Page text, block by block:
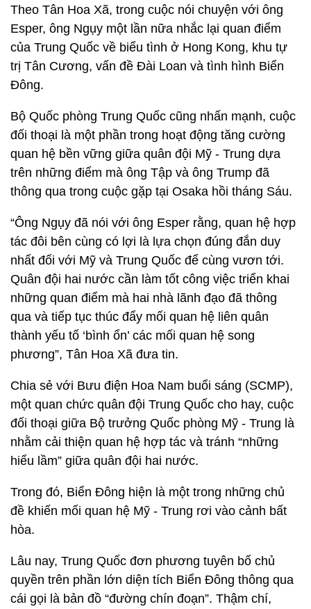
Theo Tân Hoa Xã, trong cuộc nói chuyện với ông
Esper, ông Ngụy một lần nữa nhắc lại quan điểm
của Trung Quốc về biểu tình ở Hong Kong, khu tự
trị Tân Cương, vấn đề Đài Loan và tình hình Biển
Đông.
Bộ Quốc phòng Trung Quốc cũng nhấn mạnh, cuộc
đối thoại là một phần trong hoạt động tăng cường
quan hệ bền vững giữa quân đội Mỹ - Trung dựa
trên những điểm mà ông Tập và ông Trump đã
thông qua trong cuộc gặp tại Osaka hồi tháng Sáu.
“Ông Ngụy đã nói với ông Esper rằng, quan hệ hợp
tác đôi bên cùng có lợi là lựa chọn đúng đắn duy
nhất đối với Mỹ và Trung Quốc để cùng vươn tới.
Quân đội hai nước cần làm tốt công việc triển khai
những quan điểm mà hai nhà lãnh đạo đã thông
qua và tiếp tục thúc đẩy mối quan hệ liên quân
thành yếu tố ‘bình ổn’ các mối quan hệ song
phương”, Tân Hoa Xã đưa tin.
Chia sẻ với Bưu điện Hoa Nam buổi sáng (SCMP),
một quan chức quân đội Trung Quốc cho hay, cuộc
đối thoại giữa Bộ trưởng Quốc phòng Mỹ - Trung là
nhằm cải thiện quan hệ hợp tác và tránh “những
hiểu lầm” giữa quân đội hai nước.
Trong đó, Biển Đông hiện là một trong những chủ
đề khiến mối quan hệ Mỹ - Trung rơi vào cảnh bất
hòa.
Lâu nay, Trung Quốc đơn phương tuyên bố chủ
quyền trên phần lớn diện tích Biển Đông thông qua
cái gọi là bản đồ “đường chín đoạn”. Thậm chí,